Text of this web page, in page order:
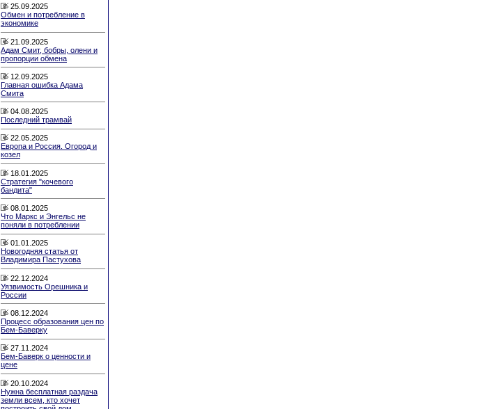
25.09.2025
Обмен и потребление в
экономике
21.09.2025
Адам Смит, бобры, олени и
пропорции обмена
12.09.2025
Главная ошибка Адама
Смита
04.08.2025
Последний трамвай
22.05.2025
Европа и Россия. Огород и
козел
18.01.2025
Стратегия "кочевого
бандита"
08.01.2025
Что Маркс и Энгельс не
поняли в потреблении
01.01.2025
Новогодняя статья от
Владимира Пастухова
22.12.2024
Уязвимость Орешника и
России
08.12.2024
Процесс образования цен по
Бем-Баверку
27.11.2024
Бем-Баверк о ценности и
цене
20.10.2024
Нужна бесплатная раздача
земли всем, кто хочет